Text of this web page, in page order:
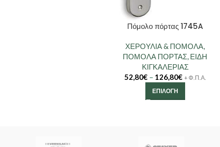
Πόμολο πόρτας 1745A
ΧΕΡΟΥΛΙΑ & ΠΟΜΟΛΑ,
ΠΟΜΟΛΑ ΠΟΡΤΑΣ, ΕΙΔΗ
ΚΙΓΚΑΛΕΡΙΑΣ
52,80€ – 126,80€ + Φ.Π.Α.
ΕΠΙΛΟΓΉ